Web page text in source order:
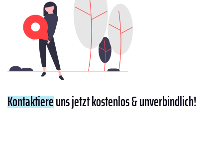
Kontaktiereuns jetzt kostenlos & unverbindlich!